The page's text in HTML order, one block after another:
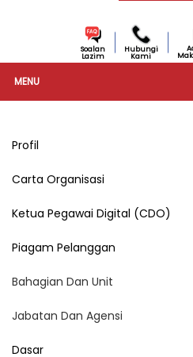
Soalan
Lazim
Hubungi
Kami
MENU
Profil
Carta Organisasi
Ketua Pegawai Digital (CDO)
Piagam Pelanggan
Bahagian Dan Unit
Jabatan Dan Agensi
Dasar